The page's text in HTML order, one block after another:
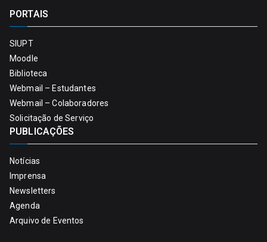
PORTAIS
SIUPT
Moodle
Biblioteca
Webmail – Estudantes
Webmail – Colaboradores
Solicitação de Serviço
PUBLICAÇÕES
Notícias
Imprensa
Newsletters
Agenda
Arquivo de Eventos